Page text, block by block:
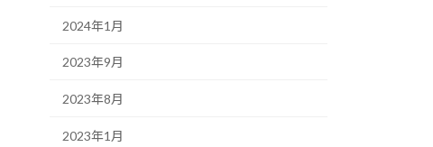
2024年1月
2023年9月
2023年8月
2023年1月